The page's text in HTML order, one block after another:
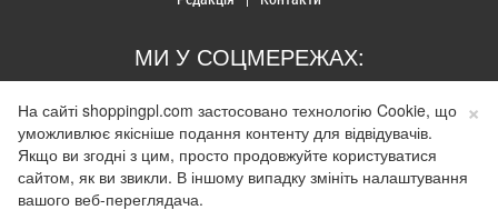
МИ У СОЦМЕРЕЖАХ:
© 2026 Закупи в Польщі. Developed byRealnet.cf.Depositphotos
Використання матеріалів допускається лише за наявності активного
гіперпосилання на сайт
×
На сайті shoppingpl.com застосовано технологію Cookie, що
уможливлює якісніше подання контенту для відвідувачів.
Якщо ви згодні з цим, просто продовжуйте користуватися
сайтом, як ви звикли. В іншому випадку змініть налаштування
вашого веб-переглядача.